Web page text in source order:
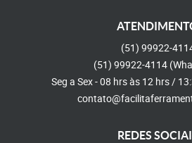
(51) 99922-
(51) 99922-4114
Seg a Sex - 08 hrs às 12 hrs /
REDES